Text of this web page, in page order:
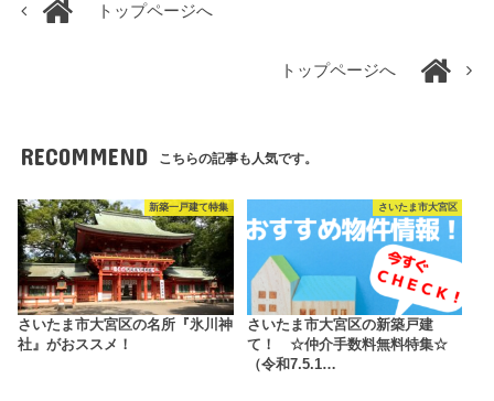
トップページへ
トップページへ
RECOMMEND こちらの記事も人気です。
新築一戸建て特集
さいたま市大宮区の名所『氷川神
社』がおススメ！
さいたま市大宮区
さいたま市大宮区の新築戸建
て！ ☆仲介手数料無料特集☆
（令和7.5.1…